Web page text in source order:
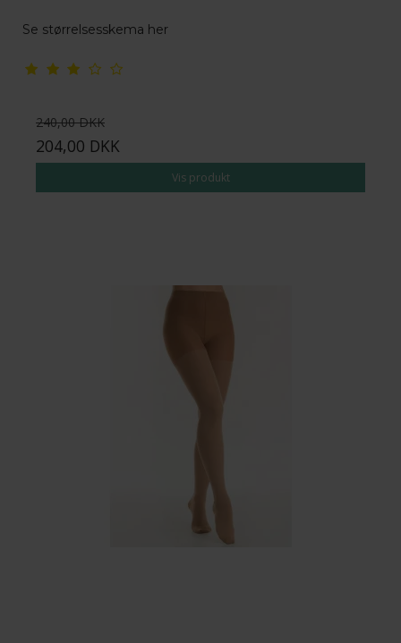
Se størrelsesskema her
240,00 DKK
204,00 DKK
Vis produkt